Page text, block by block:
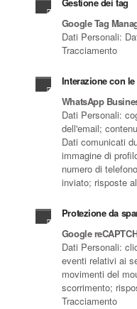
Google Tag
Dati Personali:
Tracciamento
Interazione con
WhatsApp
Dati Personali:
dell'email;
Dati comunicati
immagine di
numero di
inviato; risposte
Protezione da
Google
Dati Personali:
eventi relativi ai
movimenti del
scorrimento;
Tracciamento